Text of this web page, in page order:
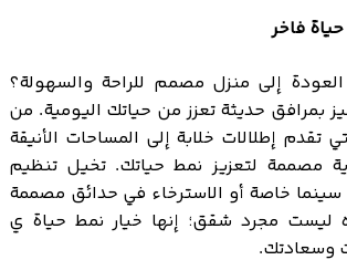
فاخر
إلى منزل مصمم للراحة والسهولة؟
بمرافق حديثة تعزز من حياتك اليومية. من
تقدم إطلالات خلابة إلى المساحات الأنيقة
مصممة لتعزيز نمط حياتك. تخيل تنظيم
سينما خاصة أو الاسترخاء في حدائق مصممة
مجرد شقق؛ إنها خيار نمط حياة ي